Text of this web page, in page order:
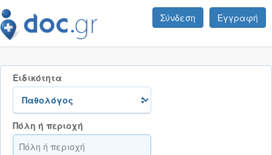
Σύνδεση Εγγραφή
Ειδικότητα
Πόλη ή περιοχή